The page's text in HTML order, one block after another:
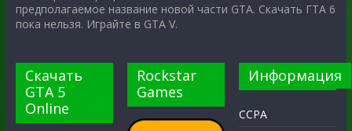
предполагаемое название новой части GTA. Скачать ГТА 6
пока нельзя. Играйте в GTA V.
Скачать
GTA 5
Online
Rockstar
Games
Информация
CCPA